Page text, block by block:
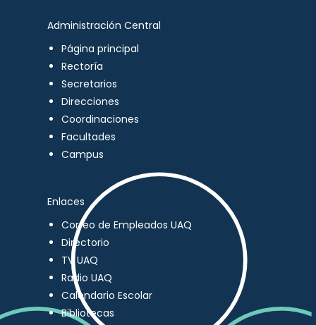
Administración Central
Página principal
Rectoría
Secretarios
Direcciones
Coordinaciones
Facultades
Campus
Enlaces
Correo de Empleados UAQ
Directorio
TV UAQ
Radio UAQ
Calendario Escolar
Bibliotecas